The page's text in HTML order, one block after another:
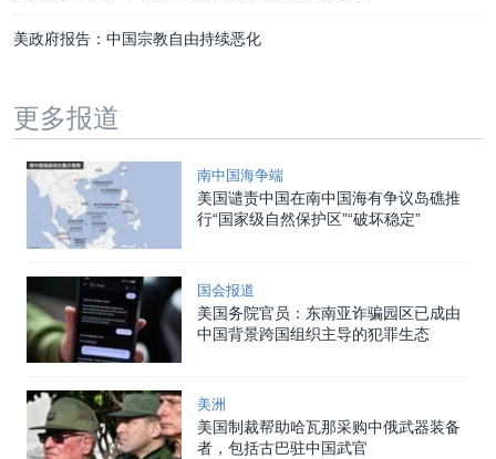
美政府报告：中国宗教自由持续恶化
更多报道
南中国海争端
美国谴责中国在南中国海有争议岛礁推
行“国家级自然保护区”“破坏稳定”
国会报道
美国务院官员：东南亚诈骗园区已成由
中国背景跨国组织主导的犯罪生态
美洲
美国制裁帮助哈瓦那采购中俄武器装备
者，包括古巴驻中国武官